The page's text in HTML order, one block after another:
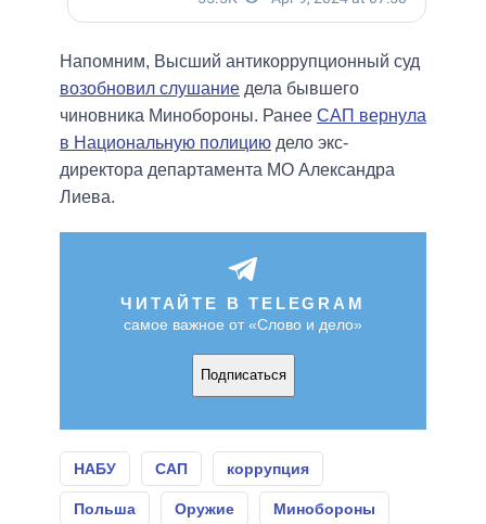
Напомним, Высший антикоррупционный суд
возобновил слушание дела бывшего
чиновника Минобороны. Ранее САП вернула
в Национальную полицию дело экс-
директора департамента МО Александра
Лиева.
ЧИТАЙТЕ В TELEGRAM
самое важное от «Слово и дело»
Подписаться
НАБУ САП коррупция
Польша Оружие Минобороны